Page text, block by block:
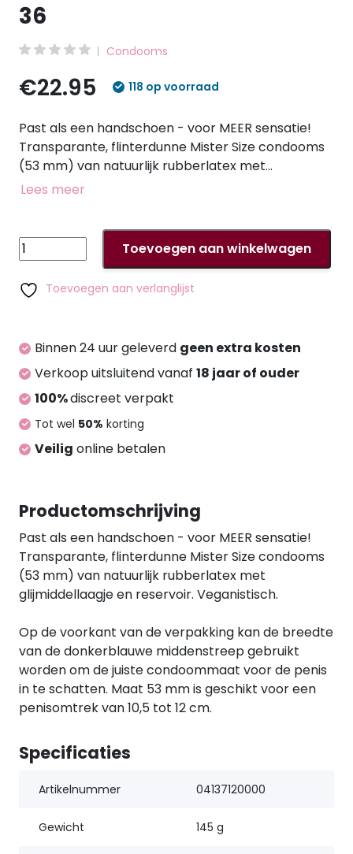
36
Condooms
€22.95 118 op voorraad
Past als een handschoen - voor MEER sensatie!
Transparante, flinterdunne Mister Size condooms
(53 mm) van natuurlijk rubberlatex met
glijmiddellaagje en reservoir. Veganistisch. Op de
om de juiste condoommaat voor de penis in te
schatten. Maat 53 mm is geschikt voor een
penisomtrek van 10,5 tot 12 cm.
Lees meer
Mister
Size
53mm
pack
36
aantal
Toevoegen aan winkelwagen
Toevoegen aan verlanglijst
Binnen 24 uur geleverd geen extra kosten
Verkoop uitsluitend vanaf 18 jaar of ouder
100%discreet verpakt
Tot wel 50% korting
Veilig online betalen
Productomschrijving
Past als een handschoen - voor MEER sensatie!
Transparante, flinterdunne Mister Size condooms
(53 mm) van natuurlijk rubberlatex met
glijmiddellaagje en reservoir. Veganistisch.
Op de voorkant van de verpakking kan de breedte
van de donkerblauwe middenstreep gebruikt
worden om de juiste condoommaat voor de penis
in te schatten. Maat 53 mm is geschikt voor een
penisomtrek van 10,5 tot 12 cm.
Specificaties
Artikelnummer 04137120000
Gewicht 145 g